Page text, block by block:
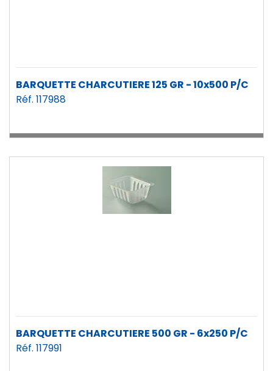
BARQUETTE CHARCUTIERE 125 GR - 10x500 P/C
Réf. 117988
BARQUETTE CHARCUTIERE 500 GR - 6x250 P/C
Réf. 117991